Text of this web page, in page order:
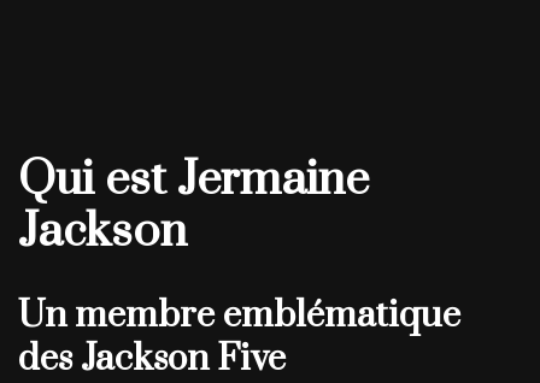
Qui est Jermaine
Jackson
Un membre emblématique
des Jackson Five